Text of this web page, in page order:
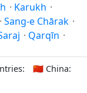
· Karukh ·
· Sang-e Chārak ·
· Qarqīn ·
🇨🇳 China: